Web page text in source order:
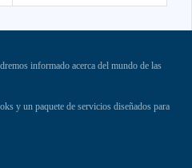
informado acerca del mundo de las
y un paquete de servicios diseñados para